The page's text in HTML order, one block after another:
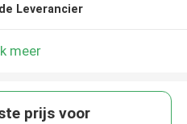
Leverancier
meer
prijs voor